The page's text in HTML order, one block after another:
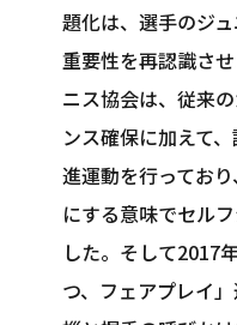
題化は、選手のジ
重要性を再認識さ
ニス協会は、従来
ンス確保に加えて
進運動を行ってお
にする意味でセル
した。そして2017
つ、フェアプレイ